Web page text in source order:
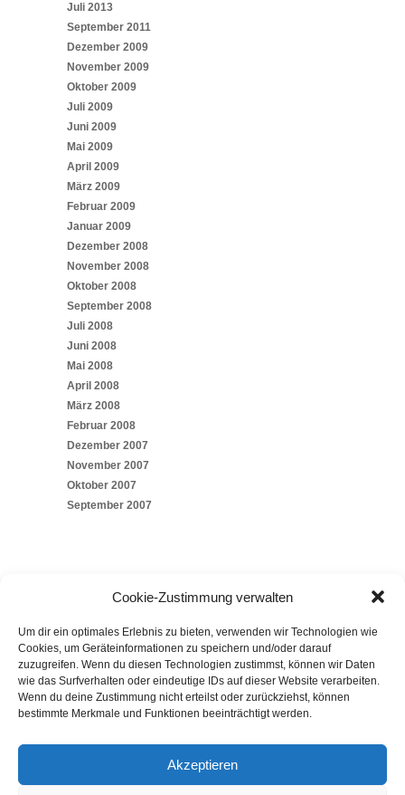
Cookie-Zustimmung verwalten
Um dir ein optimales Erlebnis zu bieten, verwenden wir Technologien wie
Cookies, um Geräteinformationen zu speichern und/oder darauf
zuzugreifen. Wenn du diesen Technologien zustimmst, können wir Daten
wie das Surfverhalten oder eindeutige IDs auf dieser Website verarbeiten.
Wenn du deine Zustimmung nicht erteilst oder zurückziehst, können
bestimmte Merkmale und Funktionen beeinträchtigt werden.
Akzeptieren
Juli 2013
September 2011
Dezember 2009
November 2009
Oktober 2009
Juli 2009
Juni 2009
Mai 2009
April 2009
März 2009
Februar 2009
Januar 2009
Dezember 2008
November 2008
Oktober 2008
September 2008
Juli 2008
Juni 2008
Mai 2008
April 2008
März 2008
Februar 2008
Dezember 2007
November 2007
Oktober 2007
September 2007
SOCIAL